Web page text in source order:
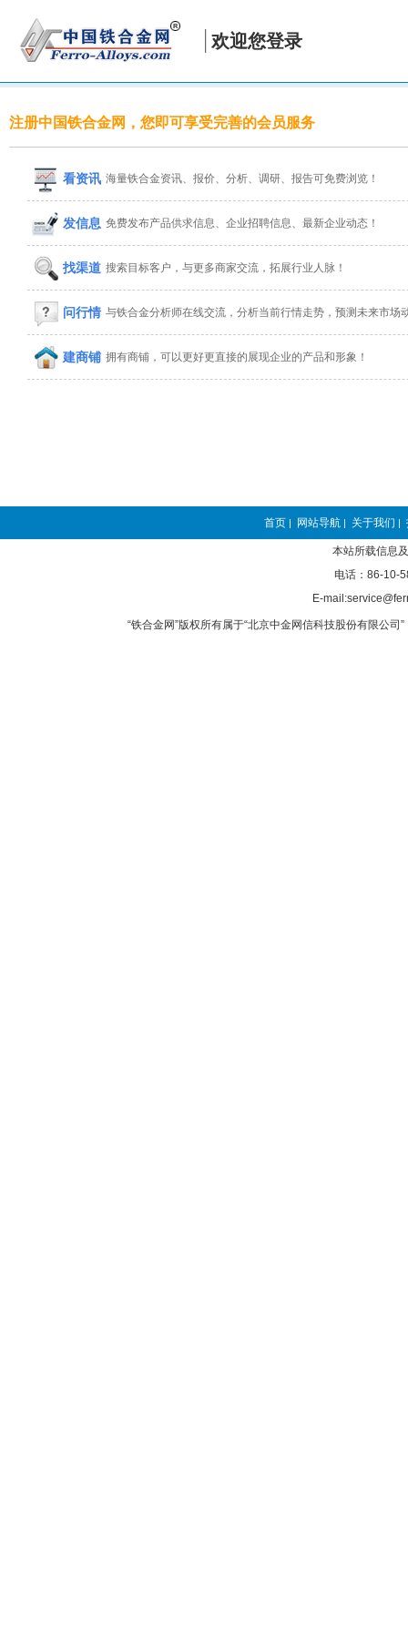
欢迎您登录
注册中国铁合金网，您即可享受完善的会员服务
看资讯 海量铁合金资讯、报价、分析、调研、报告可免费浏览！
发信息 免费发布产品供求信息、企业招聘信息、最新企业动态！
找渠道 搜索目标客户，与更多商家交流，拓展行业人脉！
问行情 与铁合金分析师在线交流，分析当前行情走势，预测未来市场
建商铺 拥有商铺，可以更好更直接的展现企业的产品和形象！
首页 | 网站导航 | 关于我们 |
本站所载信息
电话：86-10-
E-
“铁合金网”版权所有属于“北京中金网信科技股份有限公司